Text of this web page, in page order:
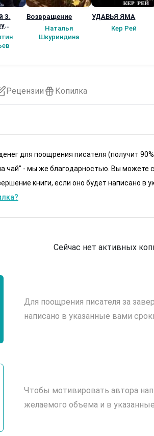
3.
Возвращение
Наталья
Шкуриндина
УДАВЬЯ ЯМА
Кер Рей
Рецензии Копилка
для поощрения писателя (получит
чай" - мы же благодарностью. Вы можете
книги, если оно будет написано в
Сейчас нет активных
Для поощрения писателя за
написано в указанные вами
Чтобы мотивировать автора
желаемого объема и в